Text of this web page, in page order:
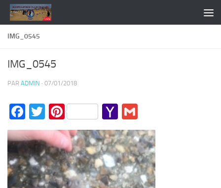
Skip to content
IMG_0545
IMG_0545
PAR ADMIN · 07/01/2018
Facebook
TwitterPinterestYahoo
Mail